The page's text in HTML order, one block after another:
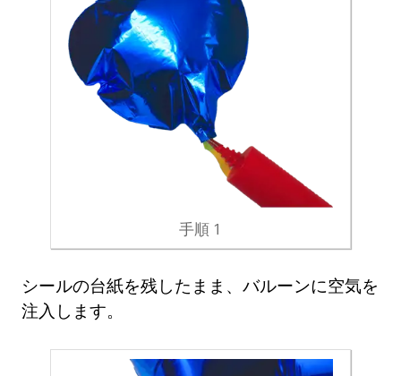
手順 1
シールの台紙を残したまま、バルーンに空気を
注入します。